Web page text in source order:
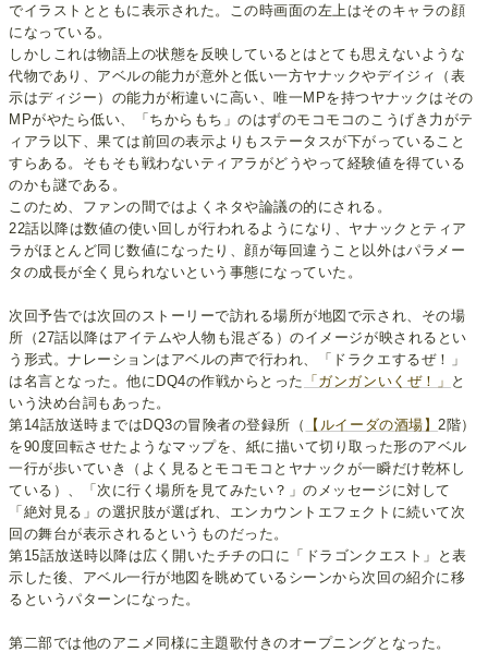
でイラストとともに表示された。この時画面の左上はそのキャラの顔
になっている。
しかしこれは物語上の状態を反映しているとはとても思えないような
代物であり、アベルの能力が意外と低い一方ヤナックやデイジィ（表
示はディジー）の能力が桁違いに高い、唯一MPを持つヤナックはその
MPがやたら低い、「ちからもち」のはずのモコモコのこうげき力がテ
ィアラ以下、果ては前回の表示よりもステータスが下がっていること
すらある。そもそも戦わないティアラがどうやって経験値を得ている
のかも謎である。
このため、ファンの間ではよくネタや論議の的にされる。
22話以降は数値の使い回しが行われるようになり、ヤナックとティア
ラがほとんど同じ数値になったり、顔が毎回違うこと以外はパラメー
タの成長が全く見られないという事態になっていた。
次回予告では次回のストーリーで訪れる場所が地図で示され、その場
所（27話以降はアイテムや人物も混ざる）のイメージが映されるとい
う形式。ナレーションはアベルの声で行われ、「ドラクエするぜ！」
は名言となった。他にDQ4の作戦からとった 「ガンガンいくぜ！」 と
いう決め台詞もあった。
第14話放送時まではDQ3の冒険者の登録所（
【ルイーダの酒場】 2階）
を90度回転させたようなマップを、紙に描いて切り取った形のアベル
一行が歩いていき（よく見るとモコモコとヤナックが一瞬だけ乾杯し
ている）、「次に行く場所を見てみたい？」のメッセージに対して
「絶対見る」の選択肢が選ばれ、エンカウントエフェクトに続いて次
回の舞台が表示されるというものだった。
第15話放送時以降は広く開いたチチの口に「ドラゴンクエスト」と表
示した後、アベル一行が地図を眺めているシーンから次回の紹介に移
るというパターンになった。
第二部では他のアニメ同様に主題歌付きのオープニングとなった。